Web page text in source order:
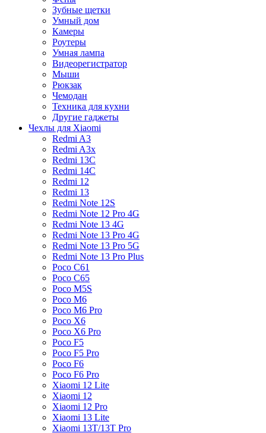
Зубные щетки
Умный дом
Камеры
Роутеры
Умная лампа
Видеорегистратор
Мыши
Рюкзак
Чемодан
Техника для кухни
Другие гаджеты
Чехлы для Xiaomi
Redmi A3
Redmi A3x
Redmi 13C
Redmi 14C
Redmi 12
Redmi 13
Redmi Note 12S
Redmi Note 12 Pro 4G
Redmi Note 13 4G
Redmi Note 13 Pro 4G
Redmi Note 13 Pro 5G
Redmi Note 13 Pro Plus
Poco C61
Poco C65
Poco M5S
Poco M6
Poco M6 Pro
Poco X6
Poco X6 Pro
Poco F5
Poco F5 Pro
Poco F6
Poco F6 Pro
Xiaomi 12 Lite
Xiaomi 12
Xiaomi 12 Pro
Xiaomi 13 Lite
Xiaomi 13T/13T Pro